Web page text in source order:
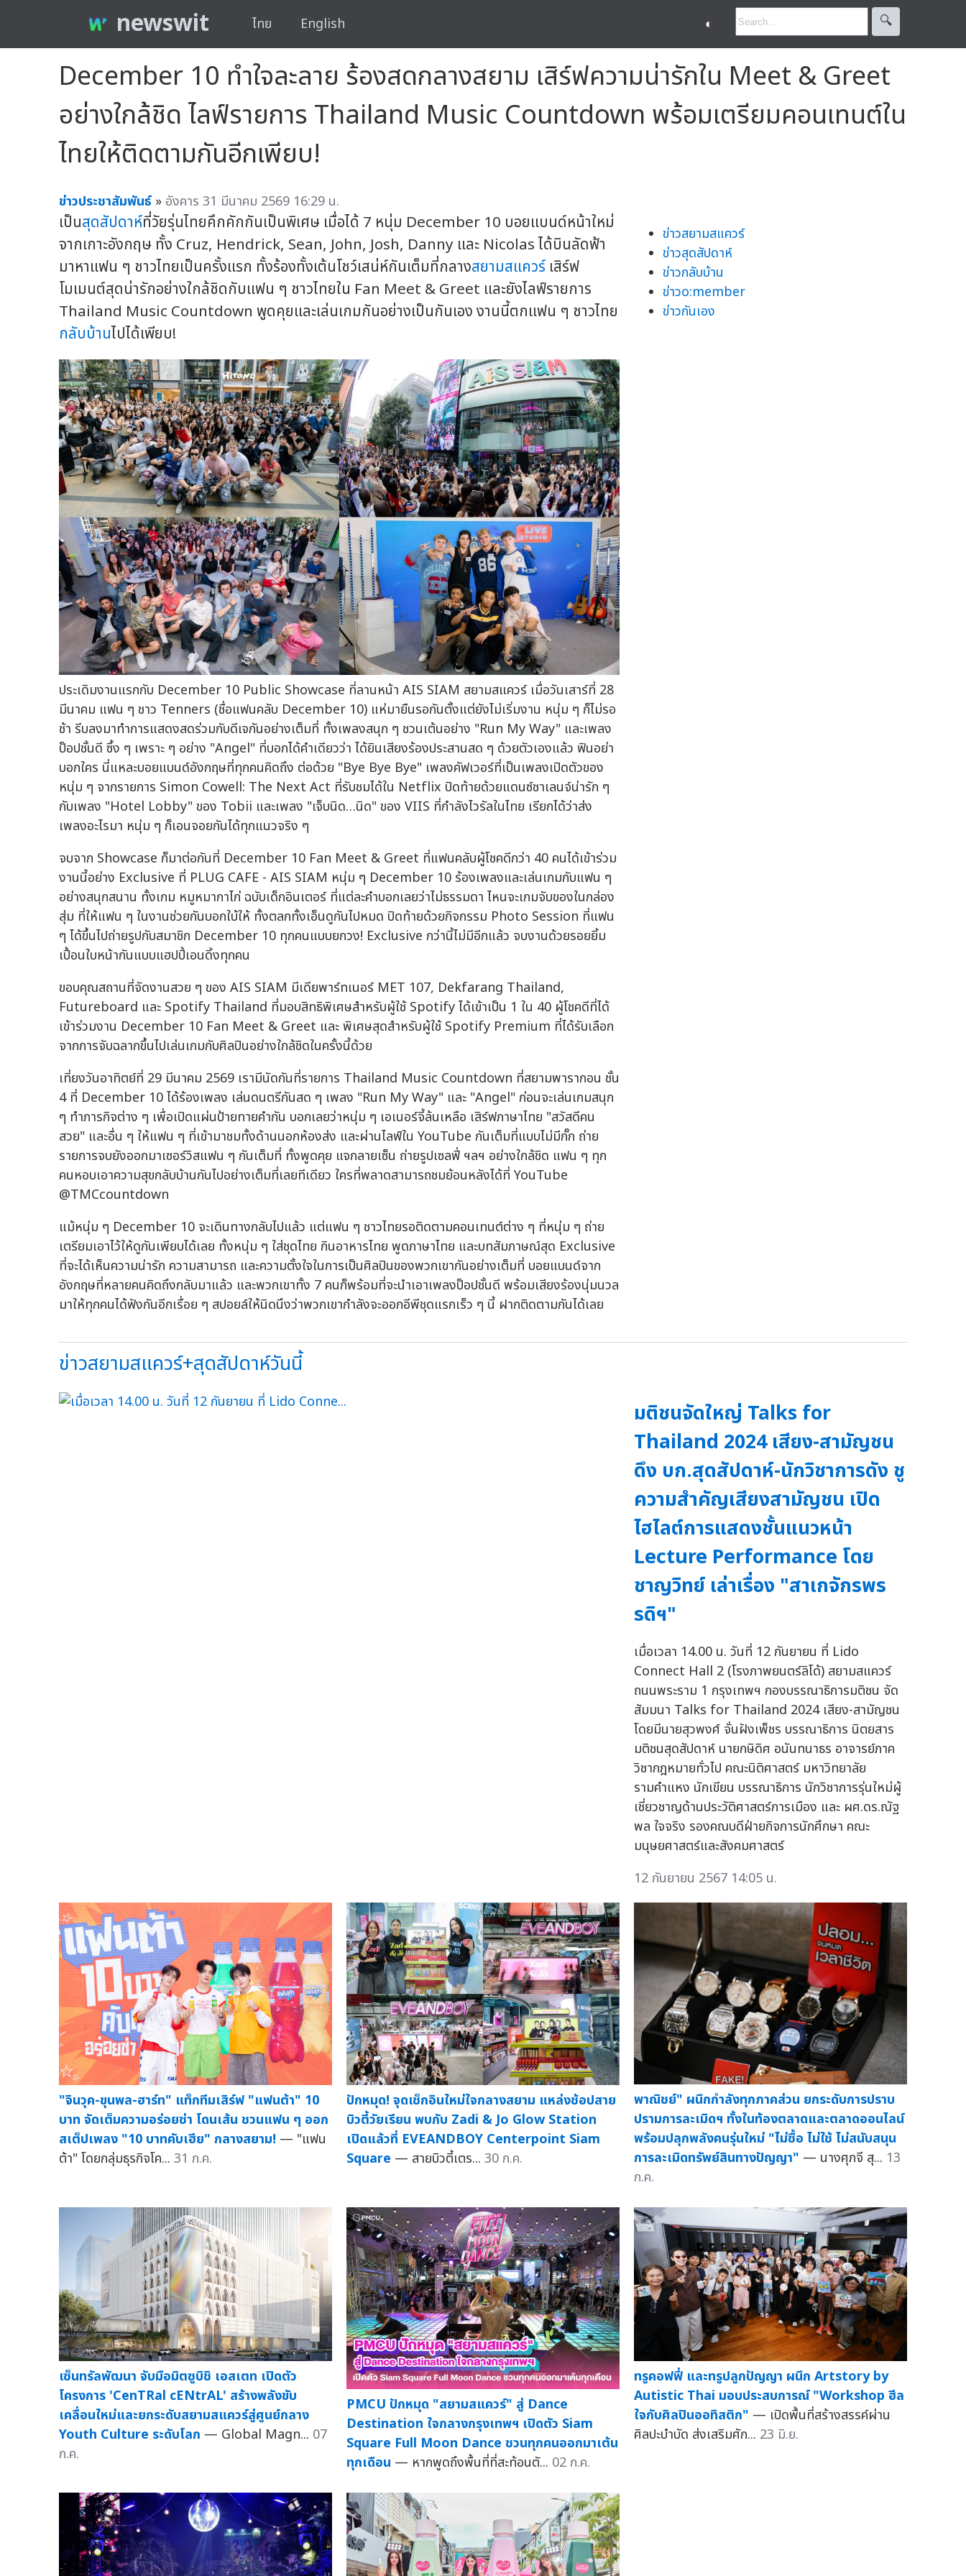
newswit ไทย English ◐ 🔍︎
December 10 ทำใจละลาย ร้องสดกลางสยาม เสิร์ฟความน่ารักใน Meet & Greet
อย่างใกล้ชิด ไลฟ์รายการ Thailand Music Countdown พร้อมเตรียมคอนเทนต์ใน
ไทยให้ติดตามกันอีกเพียบ!
ข่าวประชาสัมพันธ์ » อังคาร 31 มีนาคม 2569 16:29 น.
เป็นสุดสัปดาห์ที่วัยรุ่นไทยคึกคักกันเป็นพิเศษ เมื่อได้ 7 หนุ่ม December 10 บอยแบนด์หน้าใหม่
จากเกาะอังกฤษ ทั้ง Cruz, Hendrick, Sean, John, Josh, Danny และ Nicolas ได้บินลัดฟ้า
มาหาแฟน ๆ ชาวไทยเป็นครั้งแรก ทั้งร้องทั้งเต้นโชว์เสน่ห์กันเต็มที่กลางสยามสแควร์ เสิร์ฟ
โมเมนต์สุดน่ารักอย่างใกล้ชิดกับแฟน ๆ ชาวไทยใน Fan Meet & Greet และยังไลฟ์รายการ
Thailand Music Countdown พูดคุยและเล่นเกมกันอย่างเป็นกันเอง งานนี้ตกแฟน ๆ ชาวไทย
กลับบ้านไปได้เพียบ!
ประเดิมงานแรกกับ December 10 Public Showcase ที่ลานหน้า AIS SIAM สยามสแควร์ เมื่อวันเสาร์ที่ 28
มีนาคม แฟน ๆ ชาว Tenners (ชื่อแฟนคลับ December 10) แห่มายืนรอกันตั้งแต่ยังไม่เริ่มงาน หนุ่ม ๆ ก็ไม่รอ
ช้า รีบลงมาทำการแสดงสดร่วมกับดีเจกันอย่างเต็มที่ ทั้งเพลงสนุก ๆ ชวนเต้นอย่าง "Run My Way" และเพลง
ป็อปชั้นดี ซึ้ง ๆ เพราะ ๆ อย่าง "Angel" ที่บอกได้คำเดียวว่า ได้ยินเสียงร้องประสานสด ๆ ด้วยตัวเองแล้ว ฟินอย่า
บอกใคร นี่แหละบอยแบนด์อังกฤษที่ทุกคนคิดถึง ต่อด้วย "Bye Bye Bye" เพลงคัฟเวอร์ที่เป็นเพลงเปิดตัวของ
หนุ่ม ๆ จากรายการ Simon Cowell: The Next Act ที่รับชมได้ใน Netflix ปิดท้ายด้วยแดนซ์ชาเลนจ์น่ารัก ๆ
กับเพลง "Hotel Lobby" ของ Tobii และเพลง "เจ็บนิด…นิด" ของ VIIS ที่กำลังไวรัลในไทย เรียกได้ว่าส่ง
เพลงอะไรมา หนุ่ม ๆ ก็เอนจอยกันได้ทุกแนวจริง ๆ
จบจาก Showcase ก็มาต่อกันที่ December 10 Fan Meet & Greet ที่แฟนคลับผู้โชคดีกว่า 40 คนได้เข้าร่วม
งานนี้อย่าง Exclusive ที่ PLUG CAFE - AIS SIAM หนุ่ม ๆ December 10 ร้องเพลงและเล่นเกมกับแฟน ๆ
อย่างสนุกสนาน ทั้งเกม หมูหมากาไก่ ฉบับเด็กอินเตอร์ ที่แต่ละคำบอกเลยว่าไม่ธรรมดา ไหนจะเกมจับของในกล่อง
สุ่ม ที่ให้แฟน ๆ ในงานช่วยกันบอกใบ้ให้ ทั้งตลกทั้งเอ็นดูกันไปหมด ปิดท้ายด้วยกิจกรรม Photo Session ที่แฟน
ๆ ได้ขึ้นไปถ่ายรูปกับสมาชิก December 10 ทุกคนแบบยกวง! Exclusive กว่านี้ไม่มีอีกแล้ว จบงานด้วยรอยยิ้ม
เปื้อนใบหน้ากันแบบแฮปปี้เอนดิ้งทุกคน
ขอบคุณสถานที่จัดงานสวย ๆ ของ AIS SIAM มีเดียพาร์ทเนอร์ MET 107, Dekfarang Thailand,
Futureboard และ Spotify Thailand ที่มอบสิทธิพิเศษสำหรับผู้ใช้ Spotify ได้เข้าเป็น 1 ใน 40 ผู้โชคดีที่ได้
เข้าร่วมงาน December 10 Fan Meet & Greet และ พิเศษสุดสำหรับผู้ใช้ Spotify Premium ที่ได้รับเลือก
จากการจับฉลากขึ้นไปเล่นเกมกับศิลปินอย่างใกล้ชิดในครั้งนี้ด้วย
เที่ยงวันอาทิตย์ที่ 29 มีนาคม 2569 เรามีนัดกันที่รายการ Thailand Music Countdown ที่สยามพารากอน ชั้น
4 ที่ December 10 ได้ร้องเพลง เล่นดนตรีกันสด ๆ เพลง "Run My Way" และ "Angel" ก่อนจะเล่นเกมสนุก
ๆ ทำภารกิจต่าง ๆ เพื่อเปิดแผ่นป้ายทายคำกัน บอกเลยว่าหนุ่ม ๆ เอเนอร์จี้ล้นเหลือ เสิร์ฟภาษาไทย "สวัสดีคน
สวย" และอื่น ๆ ให้แฟน ๆ ที่เข้ามาชมทั้งด้านนอกห้องส่ง และผ่านไลฟ์ใน YouTube กันเต็มที่แบบไม่มีกั๊ก ถ่าย
รายการจบยังออกมาเซอร์วิสแฟน ๆ กันเต็มที่ ทั้งพูดคุย แจกลายเซ็น ถ่ายรูปเซลฟี่ ฯลฯ อย่างใกล้ชิด แฟน ๆ ทุก
คนหอบเอาความสุขกลับบ้านกันไปอย่างเต็มที่เลยทีเดียว ใครที่พลาดสามารถชมย้อนหลังได้ที่ YouTube
@TMCcountdown
แม้หนุ่ม ๆ December 10 จะเดินทางกลับไปแล้ว แต่แฟน ๆ ชาวไทยรอติดตามคอนเทนต์ต่าง ๆ ที่หนุ่ม ๆ ถ่าย
เตรียมเอาไว้ให้ดูกันเพียบได้เลย ทั้งหนุ่ม ๆ ใส่ชุดไทย กินอาหารไทย พูดภาษาไทย และบทสัมภาษณ์สุด Exclusive
ที่จะได้เห็นความน่ารัก ความสามารถ และความตั้งใจในการเป็นศิลปินของพวกเขากันอย่างเต็มที่ บอยแบนด์จาก
อังกฤษที่หลายคนคิดถึงกลับมาแล้ว และพวกเขาทั้ง 7 คนก็พร้อมที่จะนำเอาเพลงป็อปชั้นดี พร้อมเสียงร้องนุ่มนวล
มาให้ทุกคนได้ฟังกันอีกเรื่อย ๆ สปอยล์ให้นิดนึงว่าพวกเขากำลังจะออกอีพีชุดแรกเร็ว ๆ นี้ ฝากติดตามกันได้เลย
ข่าวสยามสแควร์
ข่าวสุดสัปดาห์
ข่าวกลับบ้าน
ข่าวo:member
ข่าวกันเอง
ข่าวสยามสแควร์+สุดสัปดาห์วันนี้
มติชนจัดใหญ่ Talks for
Thailand 2024 เสียง-สามัญชน
ดึง บก.สุดสัปดาห์-นักวิชาการดัง ชู
ความสำคัญเสียงสามัญชน เปิด
ไฮไลต์การแสดงชั้นแนวหน้า
Lecture Performance โดย
ชาญวิทย์ เล่าเรื่อง "สาเกจักรพร
รดิฯ"
เมื่อเวลา 14.00 น. วันที่ 12 กันยายน ที่ Lido
Connect Hall 2 (โรงภาพยนตร์ลิโด้) สยามสแควร์
ถนนพระราม 1 กรุงเทพฯ กองบรรณาธิการมติชน จัด
สัมมนา Talks for Thailand 2024 เสียง-สามัญชน
โดยมีนายสุวพงศ์ จั่นฝังเพ็ชร บรรณาธิการ นิตยสาร
มติชนสุดสัปดาห์ นายกษิดิศ อนันทนาธร อาจารย์ภาค
วิชากฎหมายทั่วไป คณะนิติศาสตร์ มหาวิทยาลัย
รามคำแหง นักเขียน บรรณาธิการ นักวิชาการรุ่นใหม่ผู้
เชี่ยวชาญด้านประวัติศาสตร์การเมือง และ ผศ.ดร.ณัฐ
พล ใจจริง รองคณบดีฝ่ายกิจการนักศึกษา คณะ
มนุษยศาสตร์และสังคมศาสตร์
12 กันยายน 2567 14:05 น.
"จินวุค-ขุนพล-ฮาร์ท" แท็กทีมเสิร์ฟ "แฟนต้า" 10
บาท จัดเต็มความอร่อยซ่า โดนเส้น ชวนแฟน ๆ ออก
สเต็ปเพลง "10 บาทคับเฮีย" กลางสยาม! — "แฟน
ต้า" โดยกลุ่มธุรกิจโค... 31 ก.ค.
ปักหมุด! จุดเช็กอินใหม่ใจกลางสยาม แหล่งช้อปสาย
บิวตี้วัยเรียน พบกับ Zadi & Jo Glow Station
เปิดแล้วที่ EVEANDBOY Centerpoint Siam
Square — สายบิวตี้เตร... 30 ก.ค.
พาณิชย์" ผนึกกำลังทุกภาคส่วน ยกระดับการปราบ
ปรามการละเมิดฯ ทั้งในท้องตลาดและตลาดออนไลน์
พร้อมปลุกพลังคนรุ่นใหม่ "ไม่ซื้อ ไม่ใช้ ไม่สนับสนุน
การละเมิดทรัพย์สินทางปัญญา" — นางศุภจี สุ... 13
ก.ค.
เซ็นทรัลพัฒนา จับมือมิตซูบิชิ เอสเตท เปิดตัว
โครงการ 'CenTRal cENtrAL' สร้างพลังขับ
เคลื่อนใหม่และยกระดับสยามสแควร์สู่ศูนย์กลาง
Youth Culture ระดับโลก — Global Magn... 07
ก.ค.
PMCU ปักหมุด "สยามสแควร์" สู่ Dance
Destination ใจกลางกรุงเทพฯ เปิดตัว Siam
Square Full Moon Dance ชวนทุกคนออกมาเต้น
ทุกเดือน — หากพูดถึงพื้นที่ที่สะท้อนตั... 02 ก.ค.
ทรูคอฟฟี่ และทรูปลูกปัญญา ผนึก Artstory by
Autistic Thai มอบประสบการณ์ "Workshop ฮีล
ใจกับศิลปินออทิสติก" — เปิดพื้นที่สร้างสรรค์ผ่าน
ศิลปะบำบัด ส่งเสริมศัก... 23 มิ.ย.